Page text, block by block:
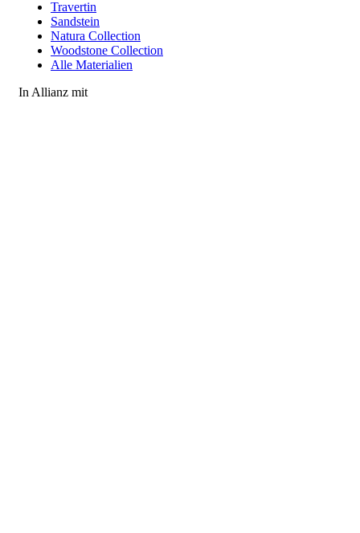
Travertin
Sandstein
Natura Collection
Woodstone Collection
Alle Materialien
In Allianz mit